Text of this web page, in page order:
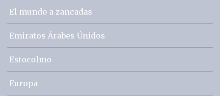
El mundo a zancadas
Emiratos Árabes Únidos
Estocolmo
Europa